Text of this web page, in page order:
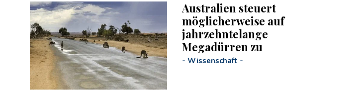
Australien steuert
möglicherweise auf
jahrzehntelange
Megadürren zu
- Wissenschaft -